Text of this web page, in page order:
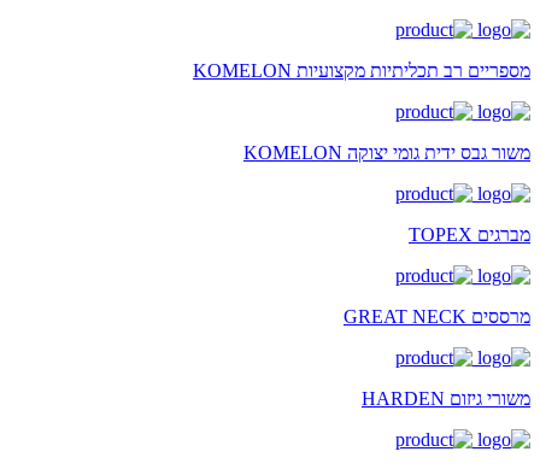
מספריים רב תכליתיות מקצועיות KOMELON
משור גבס ידית גומי יצוקה KOMELON
מברגים TOPEX
מרססים GREAT NECK
משורי גיזום HARDEN